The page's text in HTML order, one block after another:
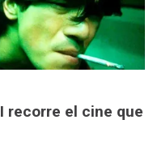
recorre el cine que